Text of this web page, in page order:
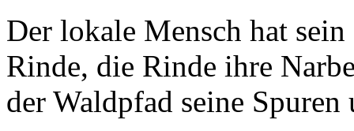
Der lokale Mensch hat
Rinde, die Rinde ihre
der Waldpfad seine